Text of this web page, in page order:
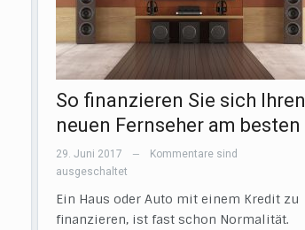
So finanzieren Sie sich Ihren
neuen Fernseher am besten
29. Juni 2017 —
Kommentare sind
ausgeschaltet
Ein Haus oder Auto mit einem Kredit zu
finanzieren, ist fast schon Normalität.